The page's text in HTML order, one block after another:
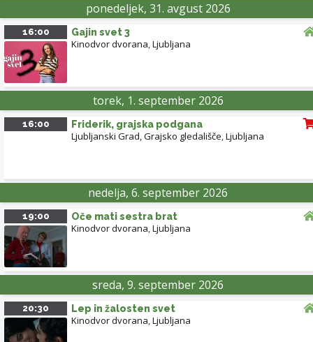
ponedeljek, 31. avgust 2026
16:00 Gajin svet 3
Kinodvor dvorana,Ljubljana
torek, 1. september 2026
16:00 Friderik, grajska podgana
Ljubljanski Grad, Grajsko gledališče,Ljubljana
nedelja, 6. september 2026
19:00 Oče mati sestra brat
Kinodvor dvorana,Ljubljana
sreda, 9. september 2026
20:30 Lep in žalosten svet
Kinodvor dvorana,Ljubljana